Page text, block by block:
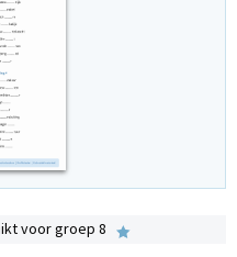
voor groep 8